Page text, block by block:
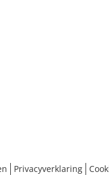
Privacyverklaring